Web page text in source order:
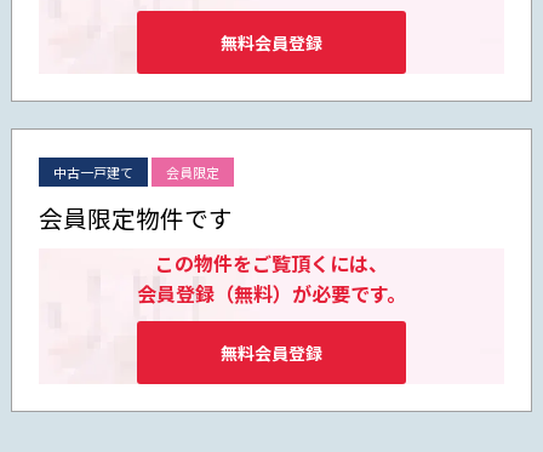
無料会員登録
中古一戸建て 会員限定
会員限定物件です
この物件をご覧頂くには、
会員登録（無料）が必要です。
無料会員登録